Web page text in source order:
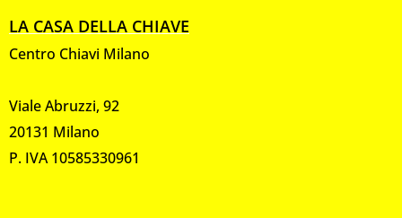
LA CASA DELLA CHIAVE
Centro Chiavi Milano
Viale Abruzzi, 92
20131 Milano
P. IVA 10585330961